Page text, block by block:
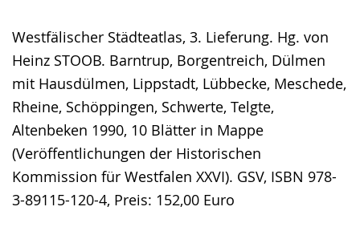
Westfälischer Städteatlas, 3. Lieferung. Hg. von
Heinz STOOB. Barntrup, Borgentreich, Dülmen
mit Hausdülmen, Lippstadt, Lübbecke, Meschede,
Rheine, Schöppingen, Schwerte, Telgte,
Altenbeken 1990, 10 Blätter in Mappe
(Veröffentlichungen der Historischen
Kommission für Westfalen XXVI). GSV, ISBN 978-
3-89115-120-4, Preis: 152,00 Euro